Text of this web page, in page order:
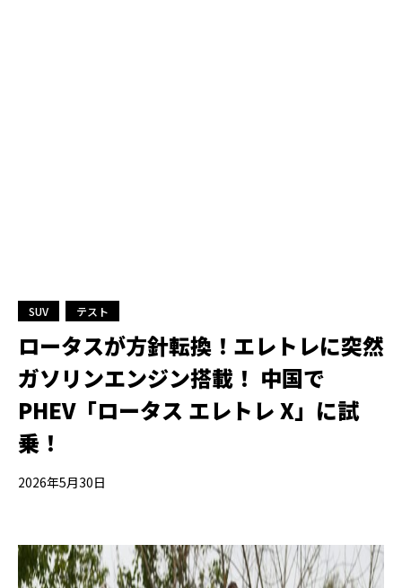
SUV テスト
ロータスが方針転換！エレトレに突然
ガソリンエンジン搭載！ 中国で
PHEV「ロータス エレトレ X」に試
乗！
2026年5月30日